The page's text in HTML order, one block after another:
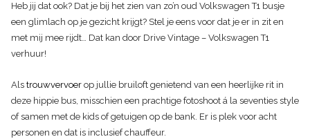
Heb jij dat ook? Dat je bij het zien van zo’n oud Volkswagen T1 busje
een glimlach op je gezicht krijgt? Stel je eens voor dat je er in zit en
met mij mee rijdt… Dat kan door Drive Vintage – Volkswagen T1
verhuur!
Als trouwvervoer op jullie bruiloft genietend van een heerlijke rit in
deze hippie bus, misschien een prachtige fotoshoot á la seventies style
of samen met de kids of getuigen op de bank. Er is plek voor acht
personen en dat is inclusief chauffeur.